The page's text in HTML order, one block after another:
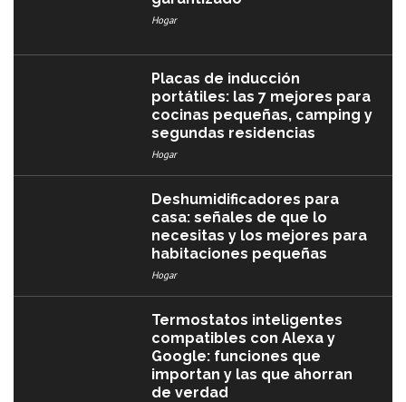
Hogar
Placas de inducción
portátiles: las 7 mejores para
cocinas pequeñas, camping y
segundas residencias
Hogar
Deshumidificadores para
casa: señales de que lo
necesitas y los mejores para
habitaciones pequeñas
Hogar
Termostatos inteligentes
compatibles con Alexa y
Google: funciones que
importan y las que ahorran
de verdad